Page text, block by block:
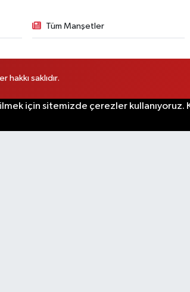
Tüm Manşetler
saklıdır.
için sitemizde çerezler kullanıyoruz.